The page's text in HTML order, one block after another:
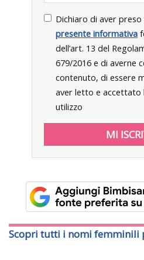
Dichiaro di aver preso
presente informativa
dell’art. 13 del
679/2016 e di averne
contenuto, di essere
aver letto e accettato
utilizzo
Scopri tutti i nomi femminili